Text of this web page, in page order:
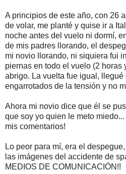
A principios de este año, con 26
de volar, me planté y quise ir a
noche antes del vuelo ni dormí,
de mis padres llorando, el
mi novio llorando, ni siquiera fui
piernas en todo el vuelo (2 horas
abrigo. La vuelta fue igual,
engarrotados de la tensión y no
Ahora mi novio dice que él se
que soy yo quien le meto
mis comentarios!
Lo peor para mí, era el
las imágenes del accidente de
MEDIOS DE COMUNICACIÓN!!